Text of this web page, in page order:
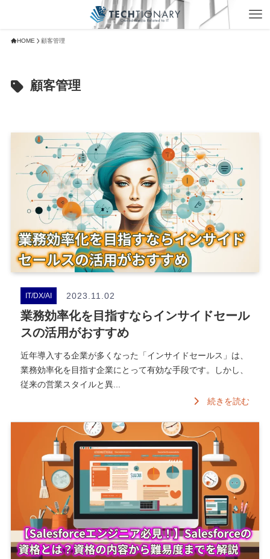
HOME 顧客管理
顧客管理
IT/DX/AI 2023.11.02
業務効率化を目指すならインサイドセール
スの活用がおすすめ
近年導入する企業が多くなった「インサイドセールス」は、
業務効率化を目指す企業にとって有効な手段です。しかし、
従来の営業スタイルと異...
続きを読む